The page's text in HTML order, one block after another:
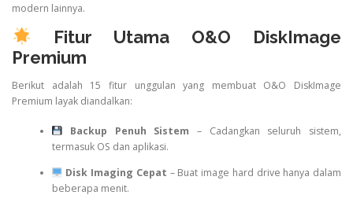
modern lainnya.
Fitur Utama O&O DiskImage
Premium
Berikut adalah 15 fitur unggulan yang membuat O&O DiskImage
Premium layak diandalkan:
Backup Penuh Sistem – Cadangkan seluruh sistem,
termasuk OS dan aplikasi.
Disk Imaging Cepat – Buat image hard drive hanya dalam
beberapa menit.